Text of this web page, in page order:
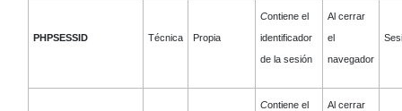
PHPSESSID Técnica Propia
Contiene el
identificador
de la sesión
Al cerrar
el
navegador
Contiene el
Al cerrar